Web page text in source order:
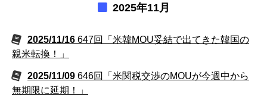
2025年11月
2025/11/16 647回「米韓MOU妥結で出てきた韓国の
親米転換！」
2025/11/09 646回「米関税交渉のMOUが今週中から
無期限に延期！」